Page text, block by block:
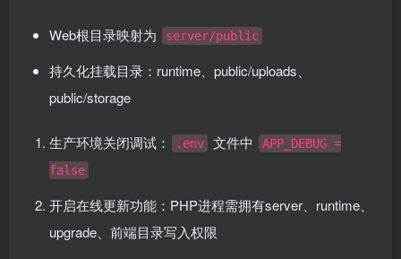
Web根目录映射为 server/public
持久化挂载目录：runtime、public/uploads、
public/storage
生产环境关闭调试： .env 文件中
APP_DEBUG =
false
开启在线更新功能：PHP进程需拥有server、runtime、
upgrade、前端目录写入权限